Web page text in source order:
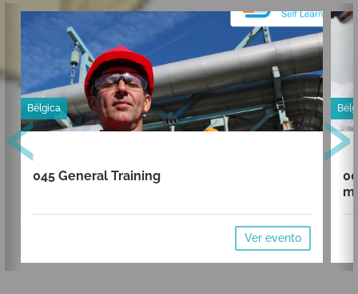
Bélgica
045 General Training
Ver evento
‹ ›